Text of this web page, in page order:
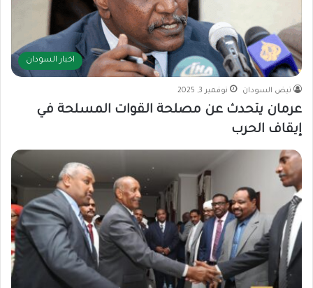
اخبار السودان
نبض السودان نوفمبر 3, 2025
عرمان يتحدث عن مصلحة القوات المسلحة في
إيقاف الحرب